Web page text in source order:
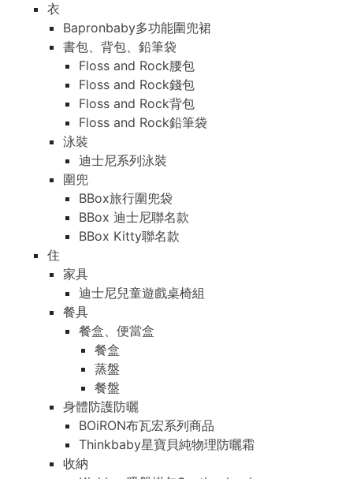
衣
Bapronbaby多功能圍兜裙
書包、背包、鉛筆袋
Floss and Rock腰包
Floss and Rock錢包
Floss and Rock背包
Floss and Rock鉛筆袋
泳裝
迪士尼系列泳裝
圍兜
BBox旅行圍兜袋
BBox 迪士尼聯名款
BBox Kitty聯名款
住
家具
迪士尼兒童遊戲桌椅組
餐具
餐盒、便當盒
餐盒
蒸盤
餐盤
身體防護防曬
BOiRON布瓦宏系列商品
Thinkbaby星寶貝純物理防曬霜
收納